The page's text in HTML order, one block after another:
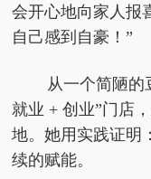
会开心地向家人报
自己感到自豪！”
从一个简陋的
就业 + 创业”门店
地。她用实践证明
续的赋能。